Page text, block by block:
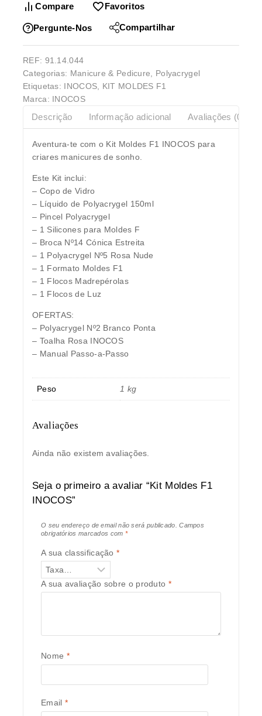
Compare Favoritos
Pergunte-Nos Compartilhar
REF: 91.14.044
Categorias: Manicure & Pedicure
Polyacrygel
Etiquetas: INOCOS
KIT MOLDES F1
Marca: INOCOS
Descrição Informação adicional Avaliações (0)
Aventura-te com o Kit Moldes F1 INOCOS para
criares manicures de sonho.
Este Kit inclui:
– Copo de Vidro
– Líquido de Polyacrygel 150ml
– Pincel Polyacrygel
– 1 Silicones para Moldes F
– Broca Nº14 Cónica Estreita
– 1 Polyacrygel Nº5 Rosa Nude
– 1 Formato Moldes F1
– 1 Flocos Madrepérolas
– 1 Flocos de Luz
OFERTAS:
– Polyacrygel Nº2 Branco Ponta
– Toalha Rosa INOCOS
– Manual Passo-a-Passo
Peso 1 kg
Avaliações
Ainda não existem avaliações.
Seja o primeiro a avaliar “Kit Moldes F1
INOCOS”
O seu endereço de email não será publicado.
Campos
obrigatórios marcados com *
A sua classificação*
A sua avaliação sobre o produto *
Nome *
Email *